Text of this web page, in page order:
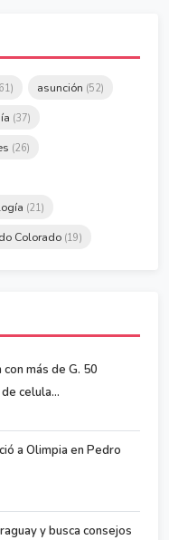
asunción (52)
(37)
(26)
(21)
Colorado (19)
más de G. 50
celula...
a Olimpia en Pedro
y busca consejos